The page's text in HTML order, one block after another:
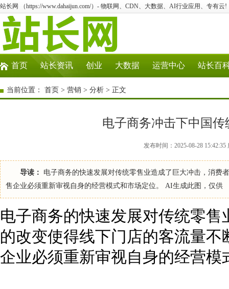
站长网 （https://www.dahaijun.com/）- 物联网、CDN、大数据、AI行业应用、专有云!
首页 站长资讯 创业 大数据 运营中心 站长百
当前位置： 首页 > 营销 > 分析 > 正文
电子商务冲击下中国
发布时间：2025-08-28
导读：
电子商务的快速发展对传统零售业造成了巨大冲击，消费
售企业必须重新审视自身的经营模式和市场定位。 AI生成此图，仅供
电子商务的快速发展对传统零
的改变使得线下门店的客流量
企业必须重新审视自身的经营模